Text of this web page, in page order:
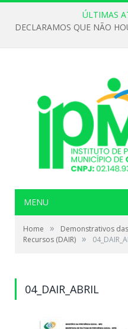
ÚLTIMAS
MENU
Home »
Demonstrativos
Recursos (DAIR) »
04_DAIR_ABRIL